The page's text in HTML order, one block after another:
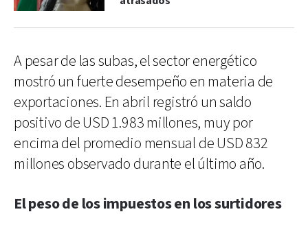
A pesar de las subas, el sector energético
mostró un fuerte desempeño en materia de
exportaciones. En abril registró un saldo
positivo de USD 1.983 millones, muy por
encima del promedio mensual de USD 832
millones observado durante el último año.
El peso de los impuestos en los surtidores